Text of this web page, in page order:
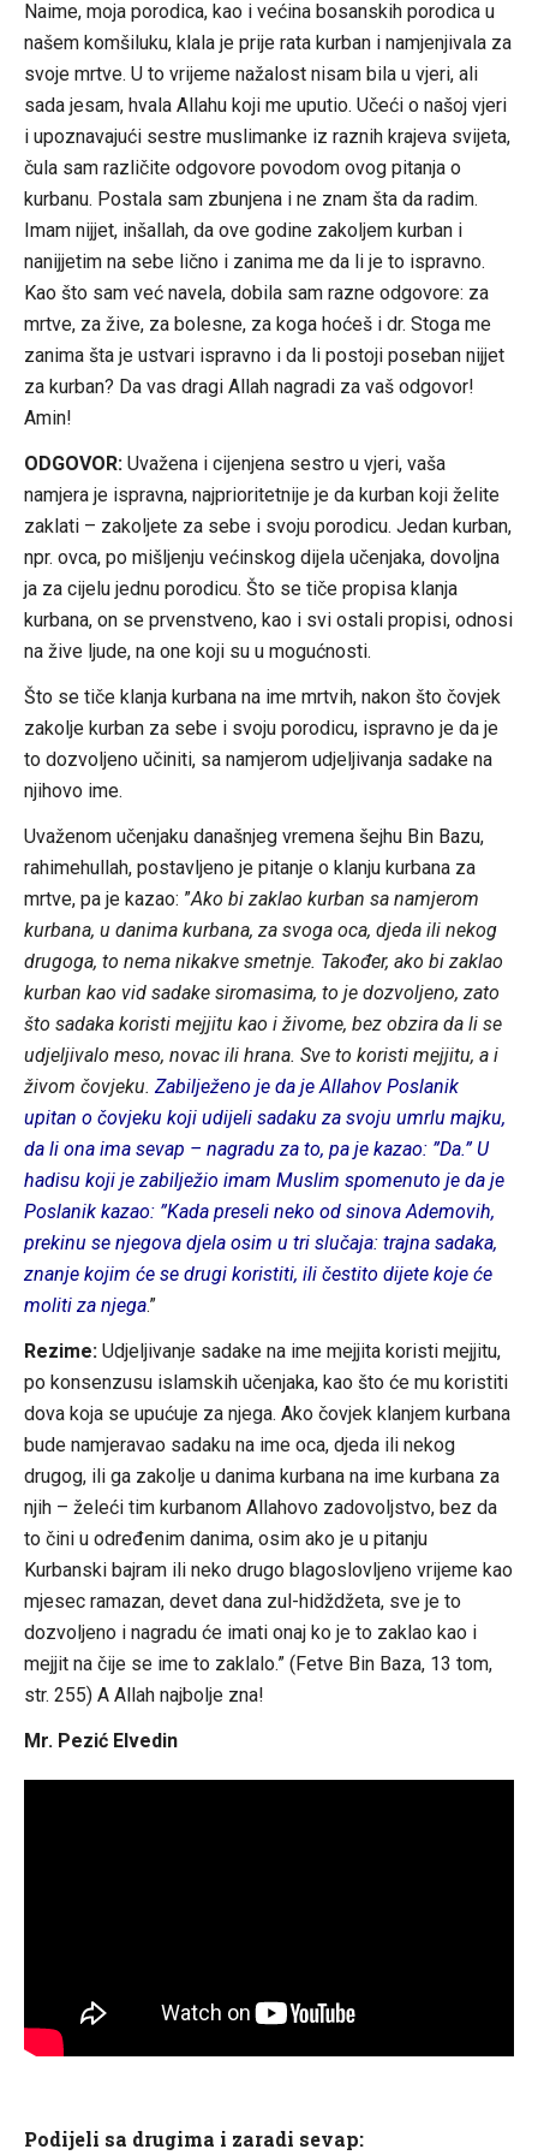
Naime, moja porodica, kao i većina bosanskih porodica u
našem komšiluku, klala je prije rata kurban i namjenjivala za
svoje mrtve. U to vrijeme nažalost nisam bila u vjeri, ali
sada jesam, hvala Allahu koji me uputio. Učeći o našoj vjeri
i upoznavajući sestre muslimanke iz raznih krajeva svijeta,
čula sam različite odgovore povodom ovog pitanja o
kurbanu. Postala sam zbunjena i ne znam šta da radim.
Imam nijjet, inšallah, da ove godine zakoljem kurban i
nanijjetim na sebe lično i zanima me da li je to ispravno.
Kao što sam već navela, dobila sam razne odgovore: za
mrtve, za žive, za bolesne, za koga hoćeš i dr. Stoga me
zanima šta je ustvari ispravno i da li postoji poseban nijjet
za kurban? Da vas dragi Allah nagradi za vaš odgovor!
Amin!
ODGOVOR:Uvažena i cijenjena sestro u vjeri, vaša
namjera je ispravna, najprioritetnije je da kurban koji želite
zaklati – zakoljete za sebe i svoju porodicu. Jedan kurban,
npr. ovca, po mišljenju većinskog dijela učenjaka, dovoljna
ja za cijelu jednu porodicu. Što se tiče propisa klanja
kurbana, on se prvenstveno, kao i svi ostali propisi, odnosi
na žive ljude, na one koji su u mogućnosti.
Što se tiče klanja kurbana na ime mrtvih, nakon što čovjek
zakolje kurban za sebe i svoju porodicu, ispravno je da je
to dozvoljeno učiniti, sa namjerom udjeljivanja sadake na
njihovo ime.
Uvaženom učenjaku današnjeg vremena šejhu Bin Bazu,
rahimehullah, postavljeno je pitanje o klanju kurbana za
mrtve, pa je kazao: ”Ako bi zaklao kurban sa namjerom
kurbana, u danima kurbana, za svoga oca, djeda ili nekog
drugoga, to nema nikakve smetnje. Također, ako bi zaklao
kurban kao vid sadake siromasima, to je dozvoljeno, zato
što sadaka koristi mejjitu kao i živome, bez obzira da li se
udjeljivalo meso, novac ili hrana. Sve to koristi mejjitu, a i
živom čovjeku. Zabilježeno je da je Allahov Poslanik
upitan o čovjeku koji udijeli sadaku za svoju umrlu majku,
da li ona ima sevap – nagradu za to, pa je kazao: ”Da.” U
hadisu koji je zabilježio imam Muslim spomenuto je da je
Poslanik kazao: ”Kada preseli neko od sinova Ademovih,
prekinu se njegova djela osim u tri slučaja: trajna sadaka,
znanje kojim će se drugi koristiti, ili čestito dijete koje će
moliti za njega.”
Rezime:Udjeljivanje sadake na ime mejjita koristi mejjitu,
po konsenzusu islamskih učenjaka, kao što će mu koristiti
dova koja se upućuje za njega. Ako čovjek klanjem kurbana
bude namjeravao sadaku na ime oca, djeda ili nekog
drugog, ili ga zakolje u danima kurbana na ime kurbana za
njih – želeći tim kurbanom Allahovo zadovoljstvo, bez da
to čini u određenim danima, osim ako je u pitanju
Kurbanski bajram ili neko drugo blagoslovljeno vrijeme kao
mjesec ramazan, devet dana zul-hidždžeta, sve je to
dozvoljeno i nagradu će imati onaj ko je to zaklao kao i
mejjit na čije se ime to zaklalo.” (Fetve Bin Baza, 13 tom,
str. 255) A Allah najbolje zna!
Mr. Pezić Elvedin
Podijeli sa drugima i zaradi sevap: